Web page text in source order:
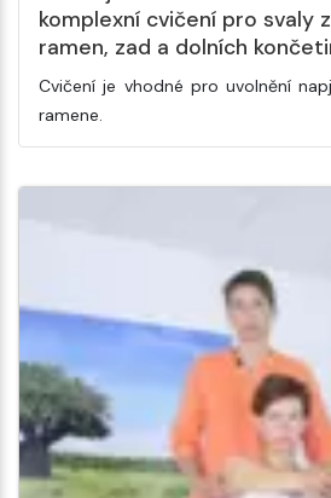
komplexní cvičení pro svaly
ramen, zad a dolních
Cvičení je vhodné pro uvolnění
ramene.